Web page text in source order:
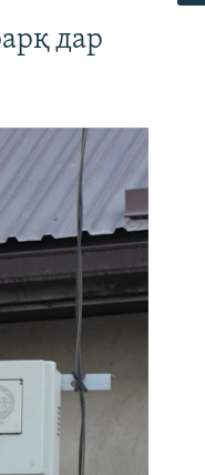
дар